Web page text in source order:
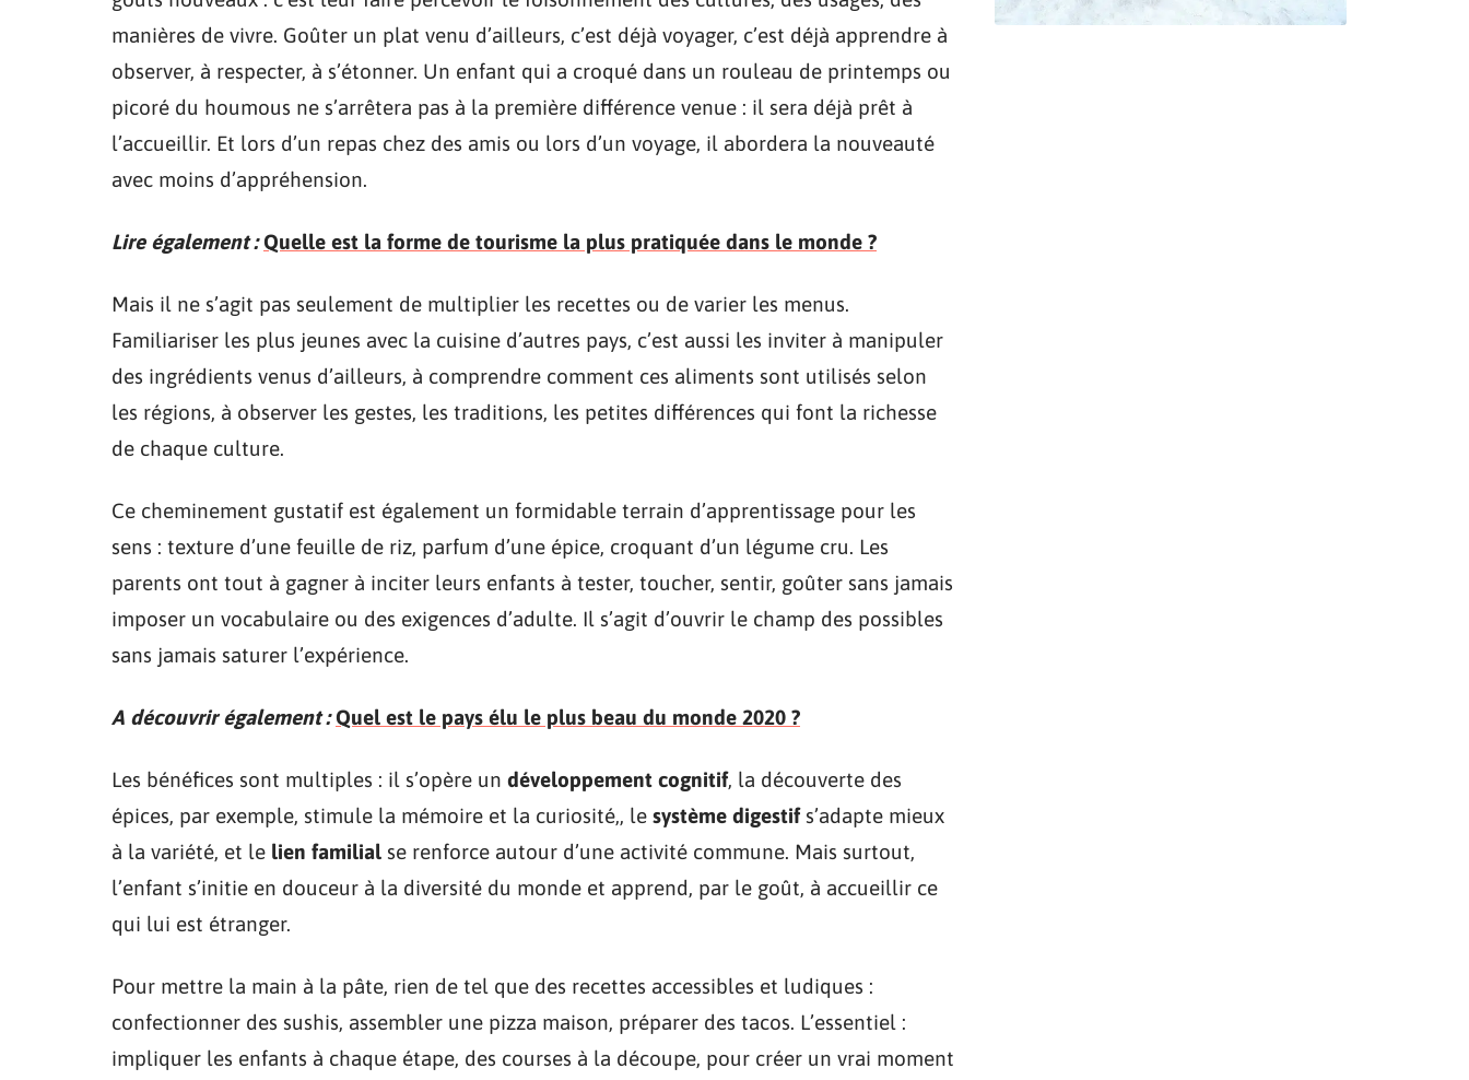
manières de vivre. Goûter un plat venu d’ailleurs, c’est déjà voyager, c’est déjà apprendre à
observer, à respecter, à s’étonner. Un enfant qui a croqué dans un rouleau de printemps ou
picoré du houmous ne s’arrêtera pas à la première différence venue : il sera déjà prêt à
l’accueillir. Et lors d’un repas chez des amis ou lors d’un voyage, il abordera la nouveauté
avec moins d’appréhension.
Lire également : Quelle est la forme de tourisme la plus pratiquée dans le monde ?
Mais il ne s’agit pas seulement de multiplier les recettes ou de varier les menus.
Familiariser les plus jeunes avec la cuisine d’autres pays, c’est aussi les inviter à manipuler
des ingrédients venus d’ailleurs, à comprendre comment ces aliments sont utilisés selon
les régions, à observer les gestes, les traditions, les petites différences qui font la richesse
de chaque culture.
Ce cheminement gustatif est également un formidable terrain d’apprentissage pour les
sens : texture d’une feuille de riz, parfum d’une épice, croquant d’un légume cru. Les
parents ont tout à gagner à inciter leurs enfants à tester, toucher, sentir, goûter sans jamais
imposer un vocabulaire ou des exigences d’adulte. Il s’agit d’ouvrir le champ des possibles
sans jamais saturer l’expérience.
A découvrir également : Quel est le pays élu le plus beau du monde 2020 ?
Les bénéfices sont multiples : il s’opère un développement cognitif, la découverte des
épices, par exemple, stimule la mémoire et la curiosité,, le système digestifs’adapte mieux
à la variété, et le lien familial se renforce autour d’une activité commune. Mais surtout,
l’enfant s’initie en douceur à la diversité du monde et apprend, par le goût, à accueillir ce
qui lui est étranger.
Pour mettre la main à la pâte, rien de tel que des recettes accessibles et ludiques :
confectionner des sushis, assembler une pizza maison, préparer des tacos. L’essentiel :
impliquer les enfants à chaque étape, des courses à la découpe, pour créer un vrai moment